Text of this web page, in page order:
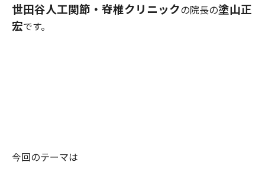
世田谷人工関節・脊椎クリニックの院長の塗山正
宏です。
今回のテーマは